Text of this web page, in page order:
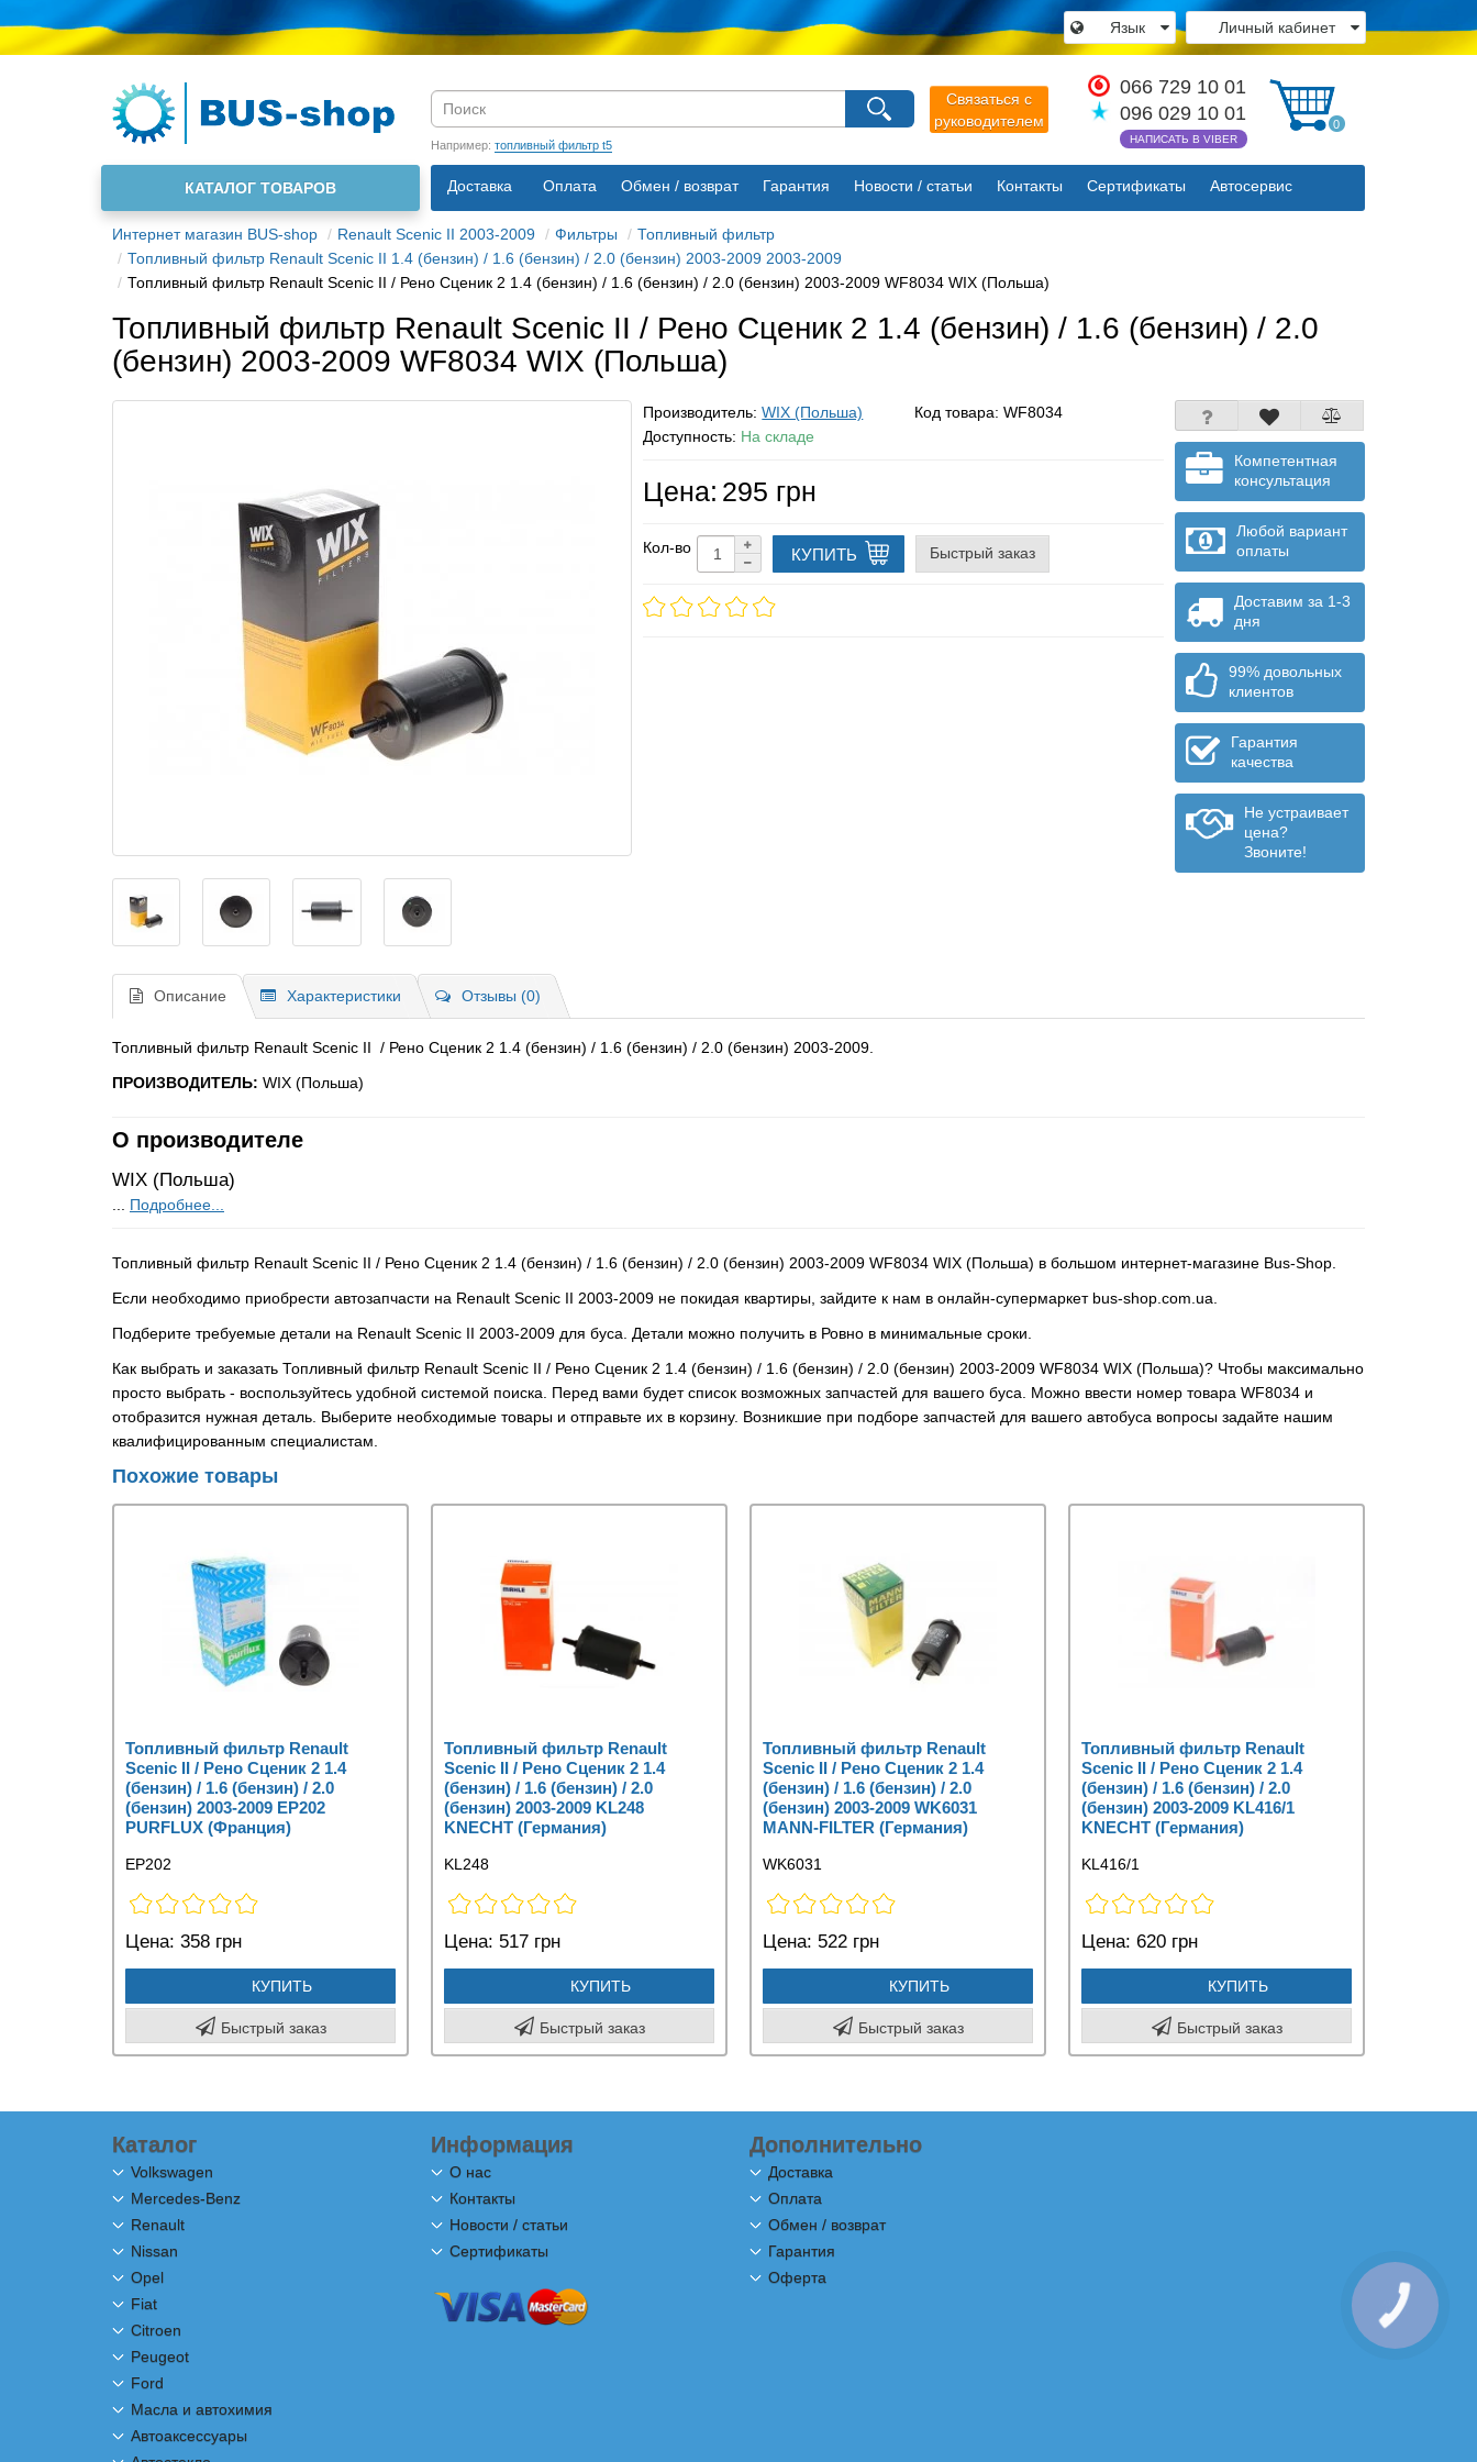
Личный кабинет
Язык
Связаться с
руководителем
066 729 10 01
096 029 10 01
НАПИСАТЬ В VIBER
0
Например: топливный фильтр t5
Доставка Оплата Обмен / возврат Гарантия Новости / статьи Контакты Сертификаты Автосервис
О нас
КАТАЛОГ ТОВАРОВ
Интернет магазин BUS-shop Renault Scenic II 2003-2009 Фильтры
Топливный фильтр
Топливный фильтр Renault Scenic II 1.4 (бензин) / 1.6 (бензин) / 2.0 (бензин) 2003-2009 2003-2009
Топливный фильтр Renault Scenic II / Рено Сценик 2 1.4 (бензин) / 1.6 (бензин) / 2.0 (бензин) 2003-2009 WF8034 WIX (Польша)
×
Язык магазина
Выберите пожалуйста язык магазина
Топливный фильтр Renault Scenic II / Рено Сценик 2 1.4 (бензин) / 1.6 (бензин) / 2.0
(бензин) 2003-2009 WF8034 WIX (Польша)
Производитель:WIX (Польша) Код товара: WF8034
Доступность: На складе
Цена: 295 грн
Кол-во КУПИТЬ Быстрый заказ
Компетентная
консультация
Любой вариант
оплаты
Доставим за 1-3
дня
99% довольных
клиентов
Гарантия
качества
Не устраивает
цена?
Звоните!
Описание Характеристики Отзывы (0)
Топливный фильтр Renault Scenic II / Рено Сценик 2 1.4 (бензин) / 1.6 (бензин) / 2.0 (бензин) 2003-2009.
ПРОИЗВОДИТЕЛЬ: WIX (Польша)
О производителе
WIX (Польша)
... Подробнее...
Топливный фильтр Renault Scenic II / Рено Сценик 2 1.4 (бензин) / 1.6 (бензин) / 2.0 (бензин) 2003-2009 WF8034 WIX (Польша) в большом интернет-магазине Bus-Shop.
Если необходимо приобрести автозапчасти на Renault Scenic II 2003-2009 не покидая квартиры, зайдите к нам в онлайн-супермаркет bus-shop.com.ua.
Подберите требуемые детали на Renault Scenic II 2003-2009 для буса. Детали можно получить в Ровно в минимальные сроки.
Как выбрать и заказать Топливный фильтр Renault Scenic II / Рено Сценик 2 1.4 (бензин) / 1.6 (бензин) / 2.0 (бензин) 2003-2009 WF8034 WIX (Польша)? Чтобы максимально
просто выбрать - воспользуйтесь удобной системой поиска. Перед вами будет список возможных запчастей для вашего буса. Можно ввести номер товара WF8034 и
отобразится нужная деталь. Выберите необходимые товары и отправьте их в корзину. Возникшие при подборе запчастей для вашего автобуса вопросы задайте нашим
квалифицированным специалистам.
Похожие товары
Топливный фильтр Renault
Scenic II / Рено Сценик 2 1.4
(бензин) / 1.6 (бензин) / 2.0
(бензин) 2003-2009 EP202
PURFLUX (Франция)
EP202
Цена: 358 грн
КУПИТЬ
Быстрый заказ
Топливный фильтр Renault
Scenic II / Рено Сценик 2 1.4
(бензин) / 1.6 (бензин) / 2.0
(бензин) 2003-2009 KL248
KNECHT (Германия)
KL248
Цена: 517 грн
КУПИТЬ
Быстрый заказ
Топливный фильтр Renault
Scenic II / Рено Сценик 2 1.4
(бензин) / 1.6 (бензин) / 2.0
(бензин) 2003-2009 WK6031
MANN-FILTER (Германия)
WK6031
Цена: 522 грн
КУПИТЬ
Быстрый заказ
Топливный фильтр Renault
Scenic II / Рено Сценик 2 1.4
(бензин) / 1.6 (бензин) / 2.0
(бензин) 2003-2009 KL416/1
KNECHT (Германия)
KL416/1
Цена: 620 грн
КУПИТЬ
Быстрый заказ
Каталог
Volkswagen
Mercedes-Benz
Renault
Nissan
Opel
Fiat
Citroen
Peugeot
Ford
Масла и автохимия
Автоаксессуары
Информация
О нас
Контакты
Новости / статьи
Сертификаты
Дополнительно
Доставка
Оплата
Обмен / возврат
Гарантия
Оферта